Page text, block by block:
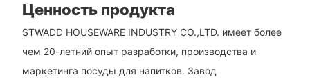
Ценность продукта
STWADD HOUSEWARE INDUSTRY CO.,LTD. имеет более
чем 20-летний опыт разработки, производства и
маркетинга посуды для напитков. Завод